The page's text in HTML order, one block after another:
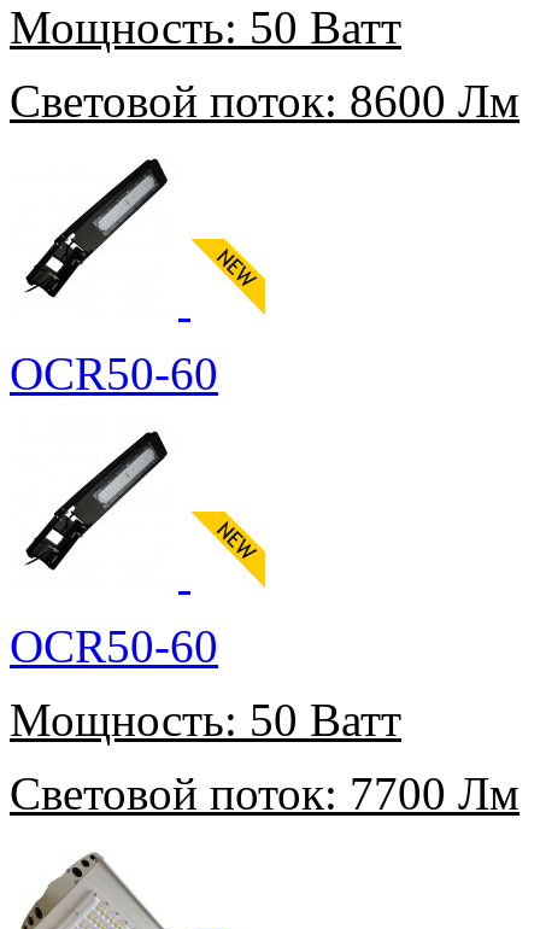
Мощность: 50 Ватт
Световой поток: 8600 Лм
OCR50-60
OCR50-60
Мощность: 50 Ватт
Световой поток: 7700 Лм